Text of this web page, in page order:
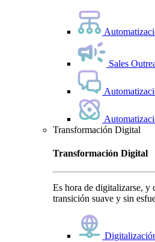
Sales
Transformación Digital
Transformación Digital
Es hora de digitalizarse, y
transición suave y sin